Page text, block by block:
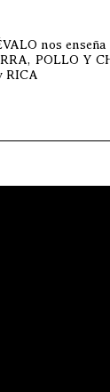
nos
POLLO Y
RICA